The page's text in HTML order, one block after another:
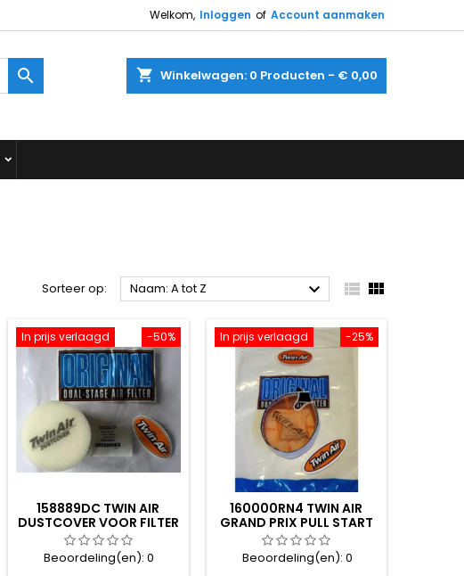
Welkom, Inloggen of Account aanmaken
shopping_cart Winkelwagen: 0 Producten - € 0,00

Sorteer op: Naam: A tot Z   
-50%
In prijs verlaagd
158889DC TWIN AIR
DUSTCOVER VOOR FILTER
158889
Beoordeling(en):0
-25%
In prijs verlaagd
160000RN4 TWIN AIR
GRAND PRIX PULL START
COVER.
Beoordeling(en): 0